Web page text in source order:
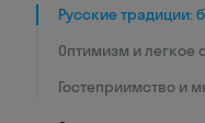
Русские традиции:
Оптимизм и легкое
Гостеприимство и